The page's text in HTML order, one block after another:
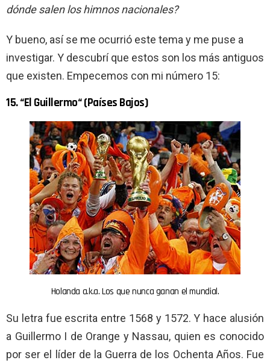
dónde salen los himnos nacionales?
Y bueno, así se me ocurrió este tema y me puse a
investigar. Y descubrí que estos son los más antiguos
que existen. Empecemos con mi número 15:
15. “El Guillermo“ (Países Bajos)
Holanda a.k.a. Los que nunca ganan el mundial.
Su letra fue escrita entre 1568 y 1572. Y hace alusión
a Guillermo I de Orange y Nassau, quien es conocido
por ser el líder de la Guerra de los Ochenta Años. Fue